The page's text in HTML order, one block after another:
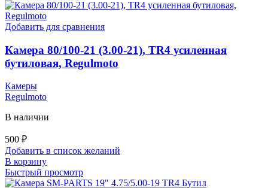
Добавить для сравнения
Камера 80/100-21 (3.00-21), TR4 усиленная
бутиловая, Regulmoto
Камеры
Regulmoto
В наличии
500 ₽
Добавить в список желаний
В корзину
Быстрый просмотр